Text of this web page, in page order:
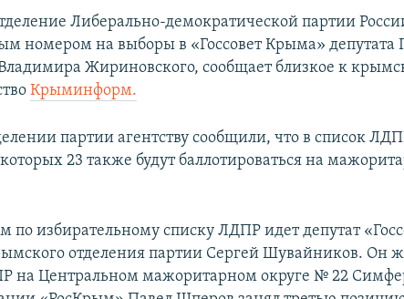
Либерально-демократической партии
номером на выборы в «Госсовет Крыма» депутата
Жириновского, сообщает близкое к
Крыминформ.
партии агентству сообщили, что в список
23 также будут баллотироваться на
избирательному списку ЛДПР идет депутат
отделения партии Сергей Шувайников. Он
на Центральном мажоритарном округе № 22